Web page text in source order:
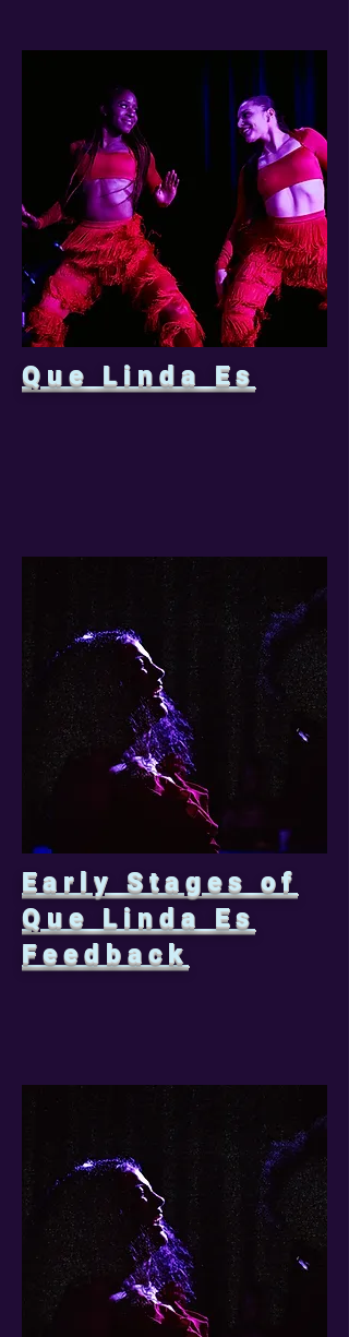
Que Linda Es
Early Stages of
Que Linda Es
Feedback